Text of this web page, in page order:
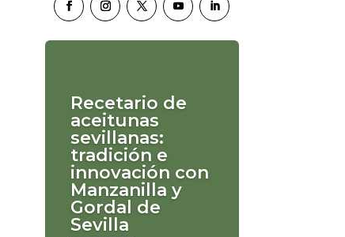
Recetario de
aceitunas
sevillanas:
tradición e
innovación con
Manzanilla y
Gordal de
Sevilla